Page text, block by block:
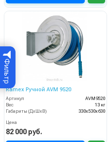
Фильтр
Ramex Ручной AVM 9520
Артикул
AVM9520
Вес
13 кг
Габариты (ДхШхВ)
330x530x630
Цена
82 000 руб.